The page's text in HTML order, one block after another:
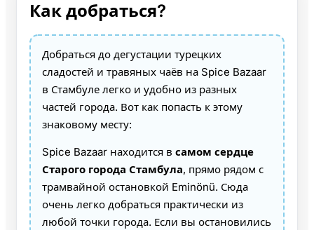
Как добраться?
Добраться до дегустации турецких
сладостей и травяных чаёв на Spice Bazaar
в Стамбуле легко и удобно из разных
частей города. Вот как попасть к этому
знаковому месту:
Spice Bazaar находится в самом сердце
Старого города Стамбула, прямо рядом с
трамвайной остановкой Eminönü. Сюда
очень легко добраться практически из
любой точки города. Если вы остановились